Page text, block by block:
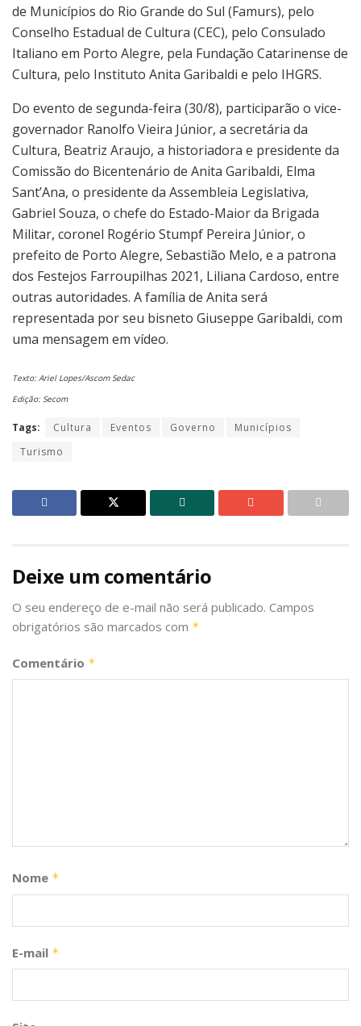
de Municípios do Rio Grande do Sul (Famurs), pelo
Conselho Estadual de Cultura (CEC), pelo Consulado
Italiano em Porto Alegre, pela Fundação Catarinense de
Cultura, pelo Instituto Anita Garibaldi e pelo IHGRS.
Do evento de segunda-feira (30/8), participarão o vice-
governador Ranolfo Vieira Júnior, a secretária da
Cultura, Beatriz Araujo, a historiadora e presidente da
Comissão do Bicentenário de Anita Garibaldi, Elma
Sant’Ana, o presidente da Assembleia Legislativa,
Gabriel Souza, o chefe do Estado-Maior da Brigada
Militar, coronel Rogério Stumpf Pereira Júnior, o
prefeito de Porto Alegre, Sebastião Melo, e a patrona
dos Festejos Farroupilhas 2021, Liliana Cardoso, entre
outras autoridades. A família de Anita será
representada por seu bisneto Giuseppe Garibaldi, com
uma mensagem em vídeo.
Texto: Ariel Lopes/Ascom Sedac
Edição: Secom
Tags: Cultura Eventos Governo
Municípios
Turismo
Deixe um comentário
O seu endereço de e-mail não será publicado. Campos
obrigatórios são marcados com *
Comentário *
Nome *
E-mail *